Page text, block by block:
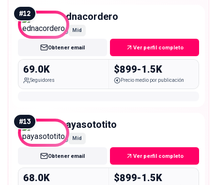
#12 ednacordero
Mid
Obtener email Ver perfil completo
69.0K
Seguidores
$899-1.5K
Precio medio por publicación
#13 payasototito
Mid
Obtener email Ver perfil completo
68.0K $899-1.5K